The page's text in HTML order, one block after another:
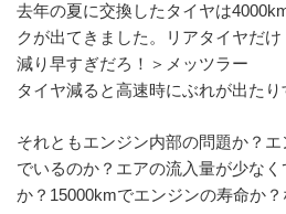
去年の夏に交換したタイヤは
クが出てきました。リアタイヤだけ
減り早すぎだろ！＞メッツラー
タイヤ減ると高速時にぶれが出たり
それともエンジン内部の問題か？
でいるのか？エアの流入量が少な
か？15000kmでエンジンの寿命か？